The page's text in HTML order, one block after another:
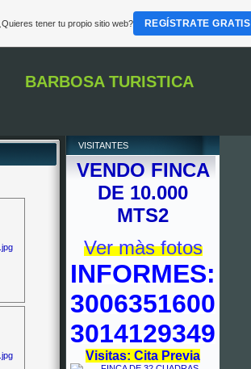
BARBOSA TURISTICA
VISITANTES
VENDO FINCA
DE 10.000
MTS2
Ver màs fotos
INFORMES:
3006351600
3014129349
Visitas: Cita Previa
tener tu propio sitio web? REGÍSTRATE GRATIS